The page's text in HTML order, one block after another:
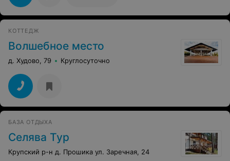
КОТТЕДЖ
Волшебное место
д. Худово, 79 Круглосуточно
БАЗА ОТДЫХА
Селява Тур
Крупский р-н д. Прошика ул. Заречная, 24